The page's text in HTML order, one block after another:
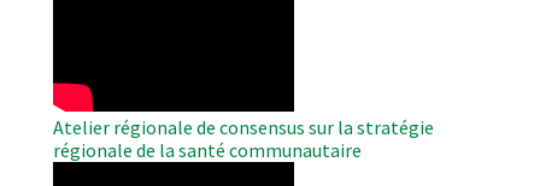
Atelier régionale de consensus sur la stratégie
régionale de la santé communautaire